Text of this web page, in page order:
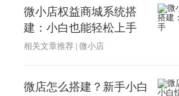
微小店权益商城系统搭
建：小白也能轻松上手
相关文章推荐 | 微小店
微店怎么搭建？新手小白